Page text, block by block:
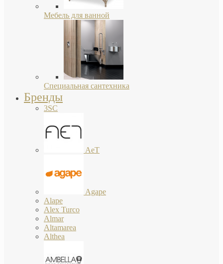
Мебель для ванной
Специальная сантехника
Бренды
3SC
AeT
Agape
Alape
Alex Turco
Almar
Altamarea
Althea